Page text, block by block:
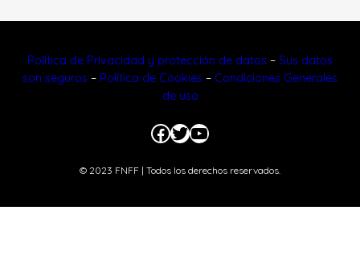
Política de Privacidad y protección de datos – Sus datos
son seguros – Política de Cookies – Condiciones Generales
de uso
Facebook
Twitter
YouTube
© 2023 FNFF | Todos los derechos reservados.